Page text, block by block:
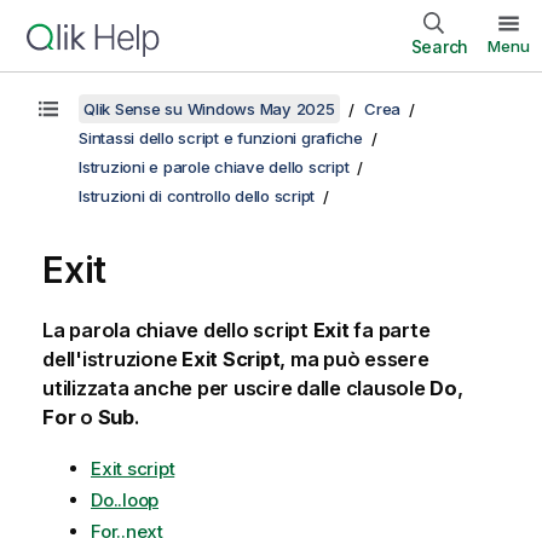
Search Menu
Qlik Sense su Windows May 2025
Crea
Sintassi dello script e funzioni grafiche
Istruzioni e parole chiave dello script
Istruzioni di controllo dello script
Exit
La parola chiave dello script Exitfa parte
dell'istruzione Exit Script, ma può essere
utilizzata anche per uscire dalle clausole Do,
Foro Sub.
Exit script
Do..loop
For..next